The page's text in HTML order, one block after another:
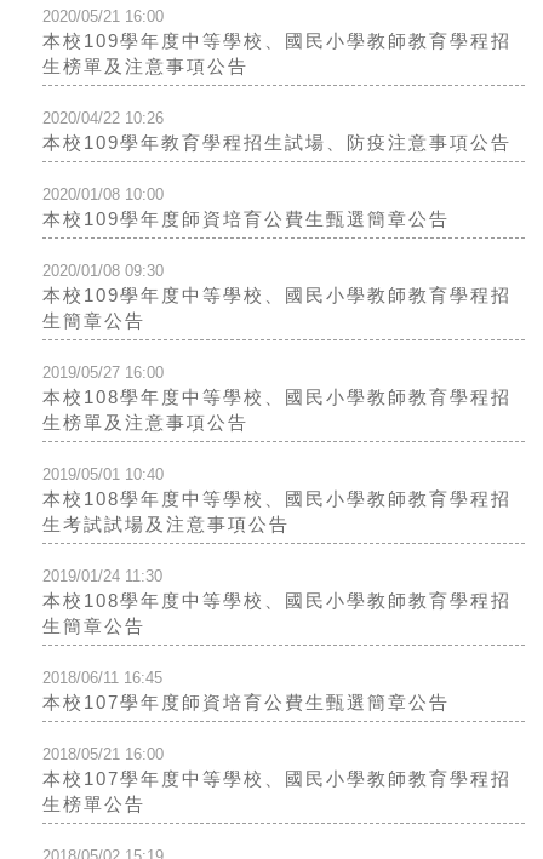
2020/05/21 16:00
本校109學年度中等學校、國民小學教師教育學程招
生榜單及注意事項公告
2020/04/22 10:26
本校109學年教育學程招生試場、防疫注意事項公告
2020/01/08 10:00
本校109學年度師資培育公費生甄選簡章公告
2020/01/08 09:30
本校109學年度中等學校、國民小學教師教育學程招
生簡章公告
2019/05/27 16:00
本校108學年度中等學校、國民小學教師教育學程招
生榜單及注意事項公告
2019/05/01 10:40
本校108學年度中等學校、國民小學教師教育學程招
生考試試場及注意事項公告
2019/01/24 11:30
本校108學年度中等學校、國民小學教師教育學程招
生簡章公告
2018/06/11 16:45
本校107學年度師資培育公費生甄選簡章公告
2018/05/21 16:00
本校107學年度中等學校、國民小學教師教育學程招
生榜單公告